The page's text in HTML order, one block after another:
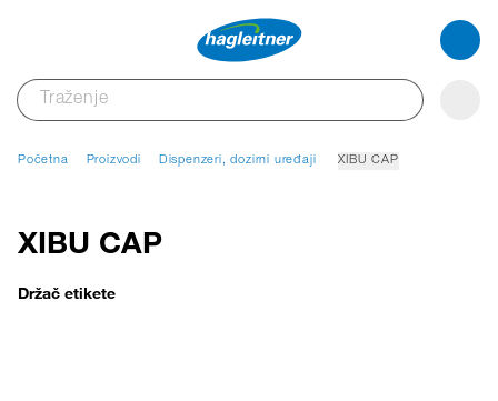
Početna Proizvodi Dispenzeri, dozirni uređaji XIBU CAP
XIBU CAP
Držač etikete